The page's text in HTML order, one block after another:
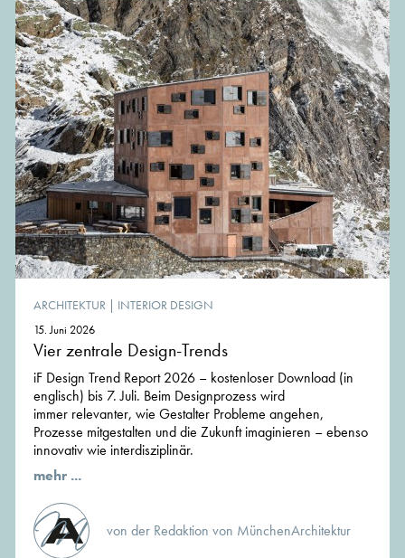
ARCHITEKTUR | INTERIOR DESIGN
15. Juni 2026
Vier zentrale Design-Trends
iF Design Trend Report 2026 – kostenloser Download (in
englisch) bis 7. Juli. Beim Designprozess wird
immer relevanter, wie Gestalter Probleme angehen,
Prozesse mitgestalten und die Zukunft imaginieren – ebenso
innovativ wie interdisziplinär.
mehr ...
von der Redaktion von MünchenArchitektur